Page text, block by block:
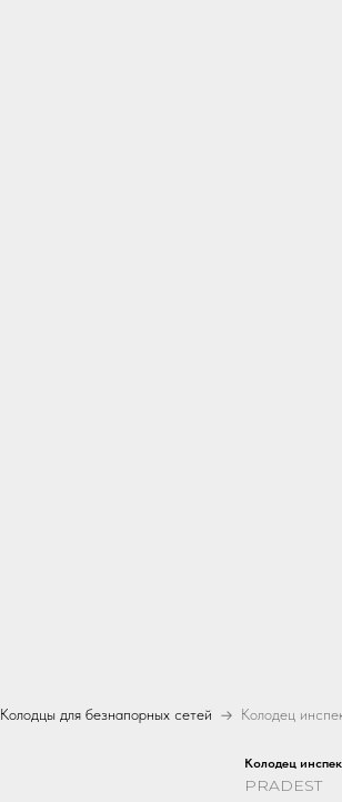
Колодцы для безнапорных сетей
Колодец
PRADEST